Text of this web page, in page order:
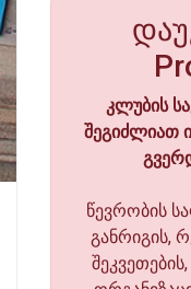
კლუბის
შეგიძლიათ
წევრობის
განრიგის,